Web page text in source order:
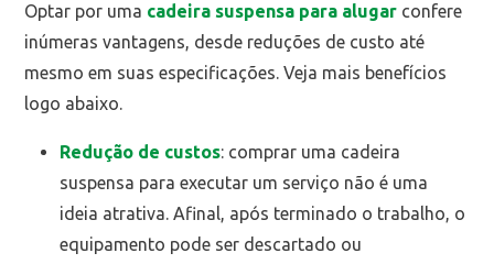
Optar por uma cadeira suspensa para alugar confere
inúmeras vantagens, desde reduções de custo até
mesmo em suas especificações. Veja mais benefícios
logo abaixo.
Redução de custos: comprar uma cadeira
suspensa para executar um serviço não é uma
ideia atrativa. Afinal, após terminado o trabalho, o
equipamento pode ser descartado ou